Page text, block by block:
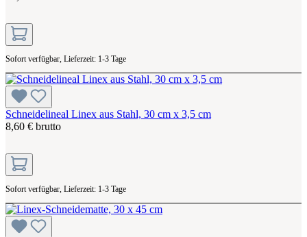
Sofort verfügbar, Lieferzeit: 1-3 Tage
Schneidelineal Linex aus Stahl, 30 cm x 3,5 cm
8,60 € brutto
Sofort verfügbar, Lieferzeit: 1-3 Tage